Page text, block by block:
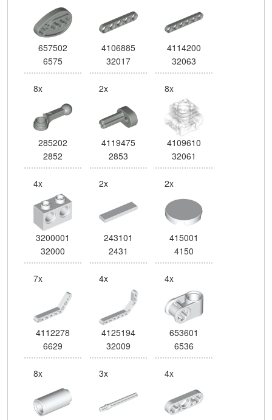
657502
6575
4106885
32017
4114200
32063
8x
285202
2852
2x
4119475
2853
8x
4109610
32061
4x
3200001
32000
2x
243101
2431
2x
415001
4150
7x
4112278
6629
4x
4125194
32009
4x
653601
6536
8x 3x 4x